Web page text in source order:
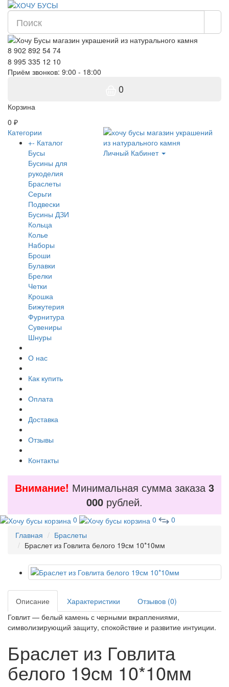
8 902 892 54 74
8 995 335 12 10
Приём звонков: 9:00 - 18:00
0
Корзина
0 ₽
Категории
+- Каталог
Бусы
Бусины для
рукоделия
Браслеты
Серьги
Подвески
Бусины ДЗИ
Кольца
Колье
Наборы
Броши
Булавки
Брелки
Четки
Крошка
Бижутерия
Фурнитура
Сувениры
Шнуры
О нас
Как купить
Оплата
Доставка
Отзывы
Контакты
Личный Кабинет
Внимание! Минимальная сумма заказа 3
000 рублей.
0 0
0
Главная
Браслеты
Браслет из Говлита белого 19см 10*10мм
Описание Характеристики
Отзывов (0)
Говлит — белый камень с черными вкраплениями,
символизирующий защиту, спокойствие и развитие интуиции.
Браслет из Говлита
белого 19см 10*10мм